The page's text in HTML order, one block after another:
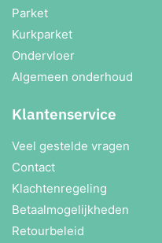
Parket
Kurkparket
Ondervloer
Algemeen onderhoud
Klantenservice
Veel gestelde vragen
Contact
Klachtenregeling
Betaalmogelijkheden
Retourbeleid